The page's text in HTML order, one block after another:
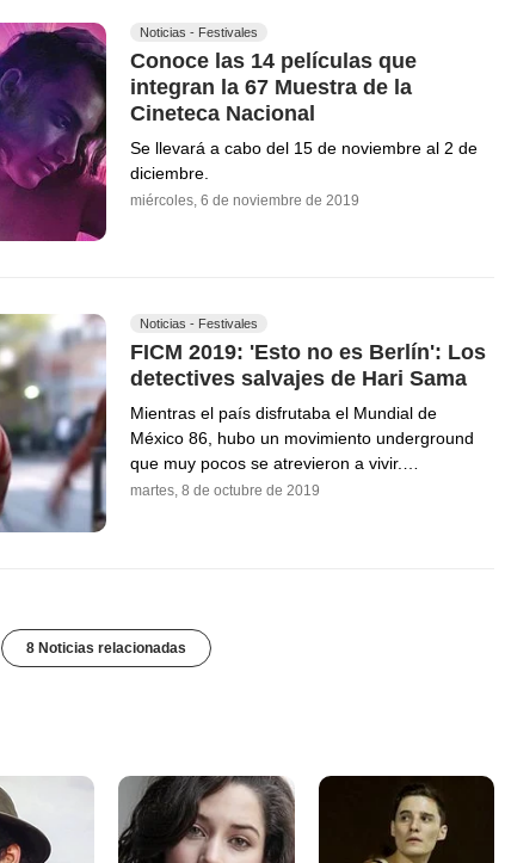
Noticias - Festivales
Conoce las 14 películas que
integran la 67 Muestra de la
Cineteca Nacional
Se llevará a cabo del 15 de noviembre al 2 de
diciembre.
miércoles, 6 de noviembre de 2019
Noticias - Festivales
FICM 2019: 'Esto no es Berlín': Los
detectives salvajes de Hari Sama
Mientras el país disfrutaba el Mundial de
México 86, hubo un movimiento underground
que muy pocos se atrevieron a vivir.…
martes, 8 de octubre de 2019
8 Noticias relacionadas